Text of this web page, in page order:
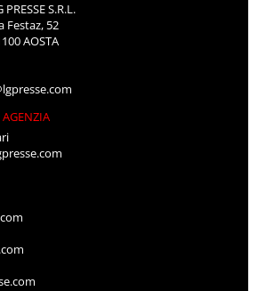
PRESSE S.R.L.
Festaz, 52
AOSTA
AGENZIA